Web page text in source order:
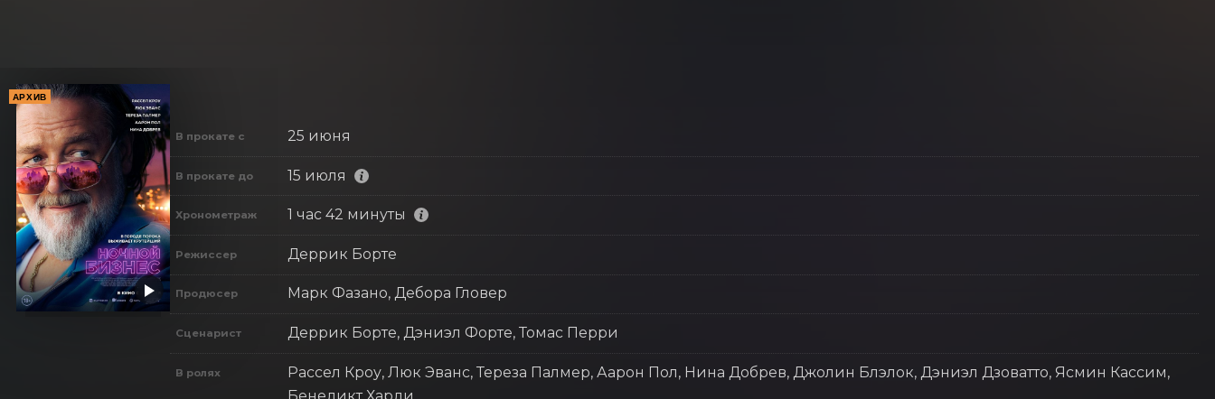
АРХИВ
В прокате с 25 июня
В прокате до 15 июля
Хронометраж 1 час 42 минуты
Режиссер Деррик Борте
Продюсер Марк Фазано, Дебора Гловер
Сценарист Деррик Борте, Дэниэл Форте, Томас Перри
В ролях
Рассел Кроу, Люк Эванс, Тереза Палмер, Аарон Пол, Нина Добрев, Джолин Блэлок, Дэниэл Дзоватто, Ясмин Кассим,
Бенедикт Харди